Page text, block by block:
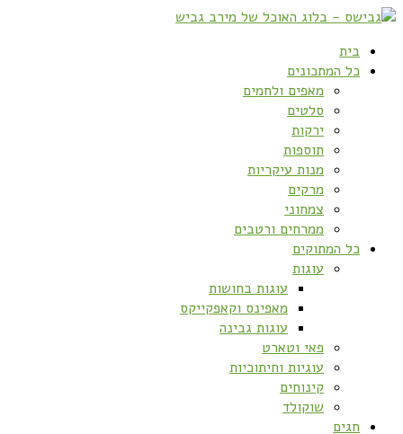
בית
כל המתכונים
מאפים ולחמים
סלטים
ירקות
תוספות
מנות עיקריות
מרקים
צמחוני
ממרחים ורטבים
כל המתוקים
עוגות
עוגות בחושות
מאפינס וקאפקייקס
עוגות גבינה
פאי וטארט
עוגיות וחיתוכיות
קינוחים
שוקולד
חגים